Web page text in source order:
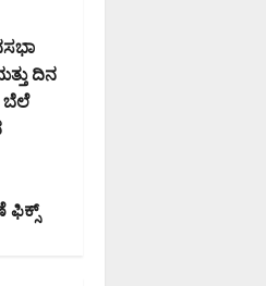
ದಿನ
ಬೆಲೆ
ಫಿಕ್ಸ್